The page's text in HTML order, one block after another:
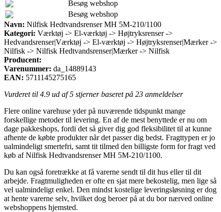
Besøg webshop
Besøg webshop
Navn: Nilfisk Hedtvandsrenser MH 5M-210/1100
Kategori: Værktøj -> El-værktøj -> Højtryksrenser ->
Hedvandsrenser|Værktøj -> El-værktøj -> Højtryksrenser|Mærker ->
Nilfisk -> Nilfisk Hedtvandsrenser|Mærker -> Nilfisk
Producent:
Varenummer: da_14889143
EAN: 5711145275165
Vurderet til 4.9 ud af 5 stjerner baseret på 23 anmeldelser
Flere online varehuse yder på nuværende tidspunkt mange
forskellige metoder til levering. En af de mest benyttede er nu om
dage pakkeshops, fordi det så giver dig god fleksibilitet til at kunne
afhente de købte produkter når det passer dig bedst. Fragttypen er jo
ualmindeligt smertefri, samt tit tilmed den billigste form for fragt ved
køb af Nilfisk Hedtvandsrenser MH 5M-210/1100.
Du kan også foretrække at få varerne sendt til dit hus eller til dit
arbejde. Fragtmuligheden er ofte en sjat mere bekostelig, men lige så
vel ualmindeligt enkel. Den mindst kostelige leveringsløsning er dog
at hente varerne selv, hvilket dog beroer på at du bor nærved online
webshoppens hjemsted.